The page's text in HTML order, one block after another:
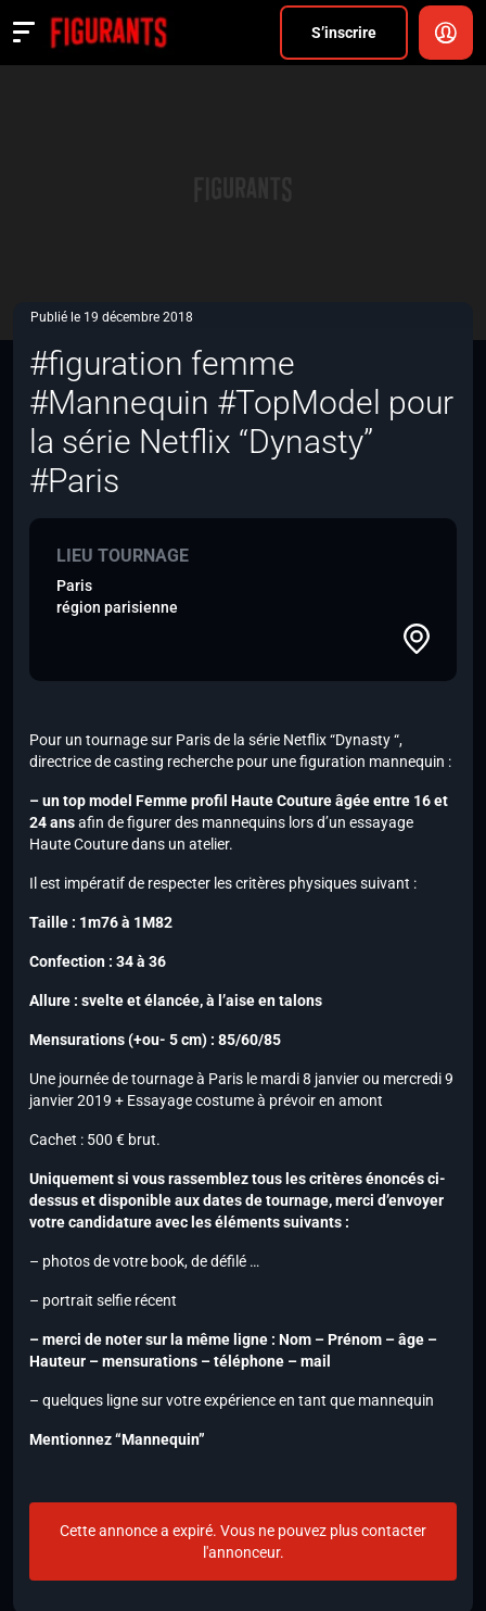
S’inscrire
Actualités
Publié le 19 décembre 2018
#figuration femme
#Mannequin #TopModel pour
la série Netflix “Dynasty”
#Paris
LIEU TOURNAGE
Paris
région parisienne
Pour un tournage sur Paris de la série Netflix “Dynasty “,
directrice de casting recherche pour une figuration mannequin :
– un top model Femmeprofil Haute Couture âgée entre 16 et
24 ansafin de figurer des mannequins lors d’un essayage
Haute Couture dans un atelier.
Il est impératif de respecter les critères physiques suivant :
Taille : 1m76 à 1M82
Confection : 34 à 36
Allure : svelte et élancée, à l’aise en talons
Mensurations (+ou- 5 cm) : 85/60/85
Une journée de tournage à Paris le mardi 8 janvier ou mercredi 9
janvier 2019 + Essayage costume à prévoir en amont
Cachet : 500 € brut.
Uniquement si vous rassemblez tous les critères énoncés ci-
dessus et disponible aux dates de tournage, merci d’envoyer
votre candidature avec les éléments suivants :
– photos de votre book, de défilé …
– portrait selfie récent
– merci de noter sur la même ligne : Nom – Prénom – âge –
Hauteur – mensurations – téléphone – mail
– quelques ligne sur votre expérience en tant que mannequin
Mentionnez “Mannequin”
Cette annonce a expiré. Vous ne pouvez plus contacter
l'annonceur.